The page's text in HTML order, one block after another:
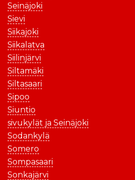
Seinäjoki
Sievi
Siikajoki
Siikalatva
Siilinjärvi
Siltamäki
Siltasaari
Sipoo
Siuntio
sivukylät ja Seinäjoki
Sodankylä
Somero
Sompasaari
Sonkajärvi